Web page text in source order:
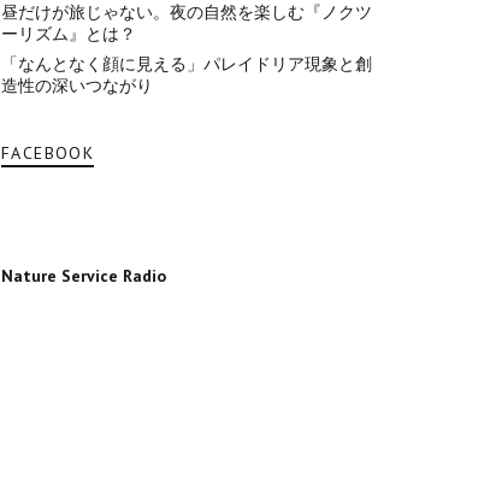
昼だけが旅じゃない。夜の自然を楽しむ『ノクツ
ーリズム』とは？
「なんとなく顔に見える」パレイドリア現象と創
造性の深いつながり
FACEBOOK
Nature Service Radio